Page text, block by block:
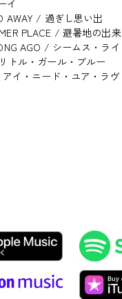
イ
AWAY / 過ぎし思い出
PLACE / 避暑地の出
AGO / シームス・ラ
トル・ガール・ブルー
イ・ニード・ユア・ラヴ